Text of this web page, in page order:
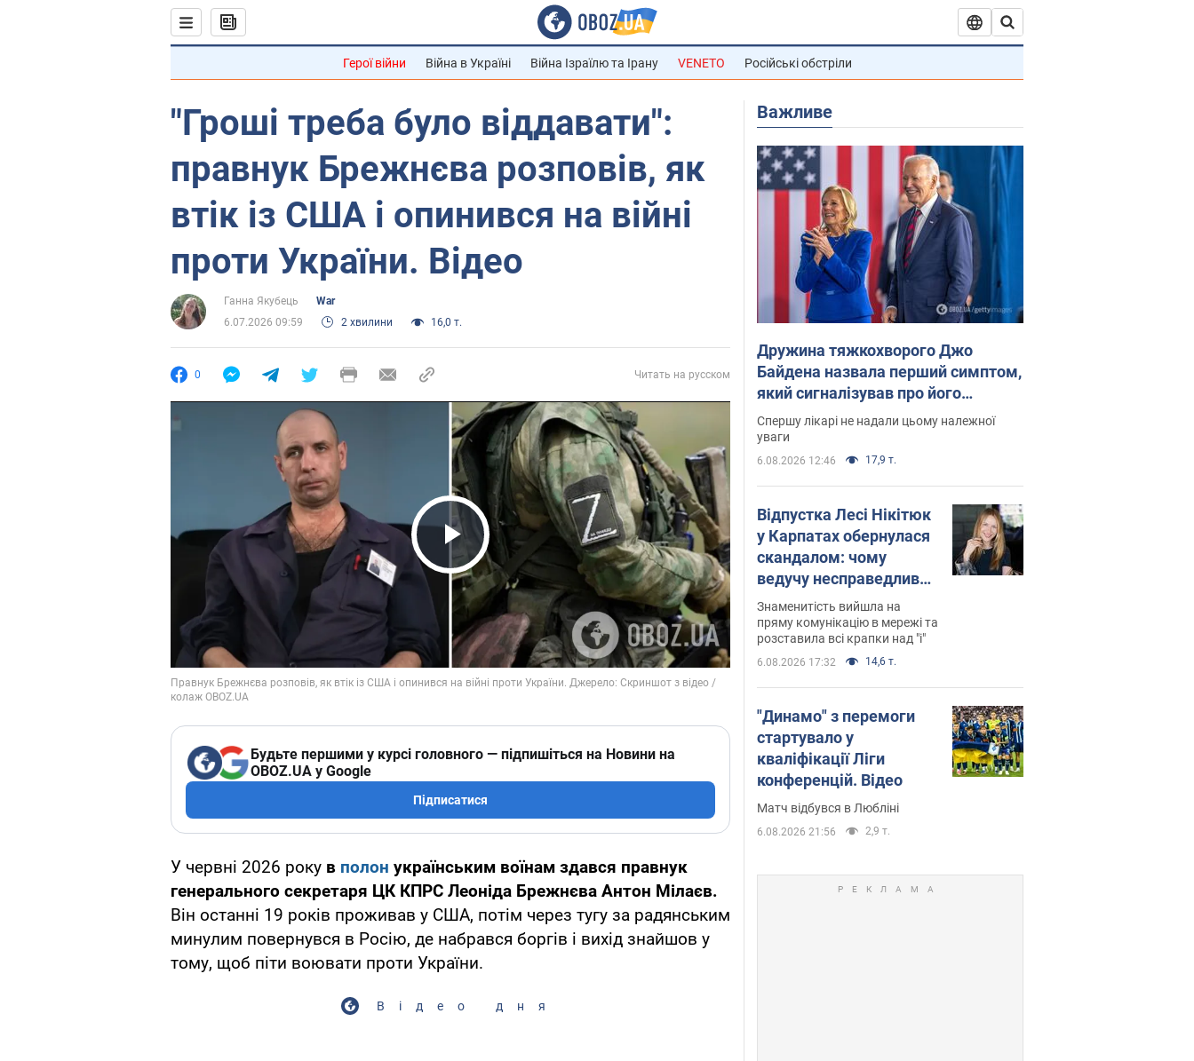
Герої війни Війна в Україні Війна Ізраїлю та Ірану VENETO Російські обстріли
"Гроші треба було віддавати":
правнук Брежнєва розповів, як
втік із США і опинився на війні
проти України. Відео
Ганна Якубець
War
6.07.2026 09:59
2 хвилини 16,0 т.
0 Читать на русском
Play Video
Будьте першими у курсі головного — підпишіться на Новини на
OBOZ.UA у Google
Підписатися
У червні 2026 року в полон українським воїнам здався правнук
генерального секретаря ЦК КПРС Леоніда Брежнєва Антон Мілаєв.
Він останні 19 років проживав у США, потім через тугу за радянським
минулим повернувся в Росію, де набрався боргів і вихід знайшов у
тому, щоб піти воювати проти України.
Відео дня
Важливе
Дружина тяжкохворого Джо
Байдена назвала перший симптом,
який сигналізував про його
"агресивний" рак
Спершу лікарі не надали цьому належної
уваги
6.08.2026 12:46 17,9 т.
Відпустка Лесі Нікітюк
у Карпатах обернулася
скандалом: чому
ведучу несправедливо
захейтили
Знаменитість вийшла на
пряму комунікацію в мережі та
розставила всі крапки над "і"
6.08.2026 17:32 14,6 т.
"Динамо" з перемоги
стартувало у
кваліфікації Ліги
конференцій. Відео
Матч відбувся в Любліні
6.08.2026 21:56 2,9 т.